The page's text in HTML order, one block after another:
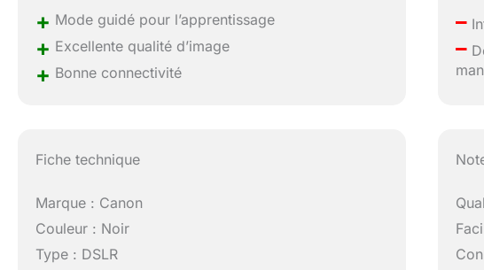
+ Mode guidé pour l’apprentissage
+ Excellente qualité d’image
+ Bonne connectivité
–
–
Fiche technique
Marque : Canon
Couleur : Noir
Type : DSLR